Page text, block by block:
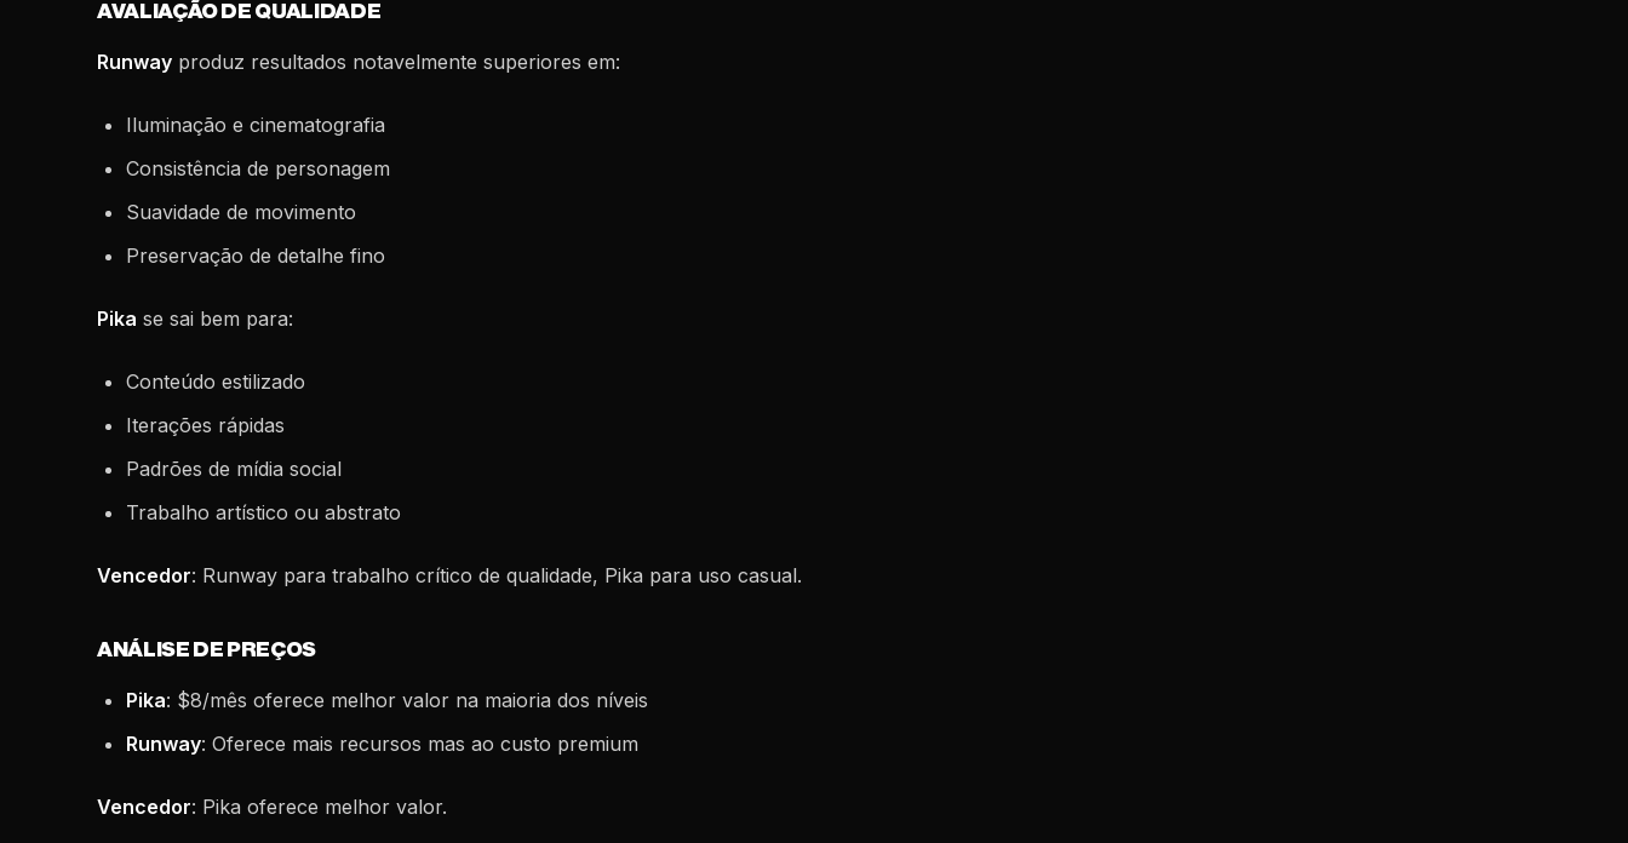
AVALIAÇÃO DE QUALIDADE
Runway produz resultados notavelmente superiores em:
Iluminação e cinematografia
Consistência de personagem
Suavidade de movimento
Preservação de detalhe fino
Pika se sai bem para:
Conteúdo estilizado
Iterações rápidas
Padrões de mídia social
Trabalho artístico ou abstrato
Vencedor: Runway para trabalho crítico de qualidade, Pika para uso casual.
ANÁLISE DE PREÇOS
Pika: $8/mês oferece melhor valor na maioria dos níveis
Runway: Oferece mais recursos mas ao custo premium
Vencedor: Pika oferece melhor valor.